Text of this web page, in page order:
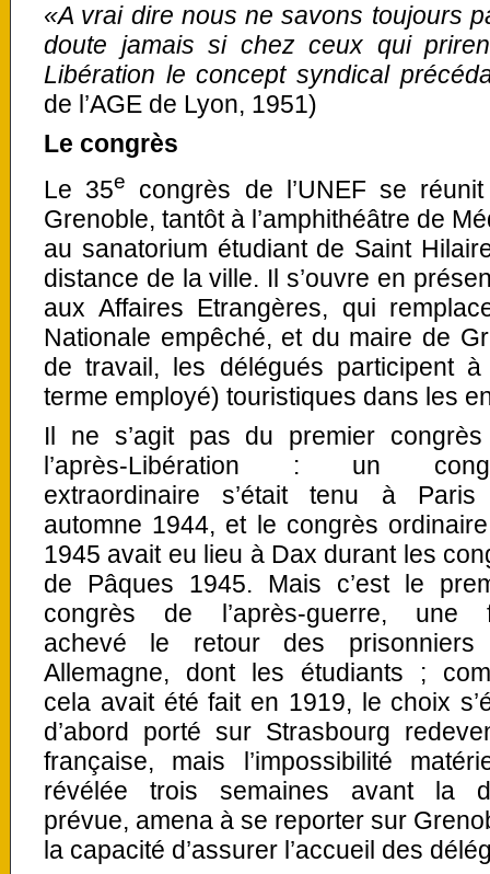
«A vrai dire nous ne savons toujours
doute jamais si chez ceux qui
Libération le concept syndical
de l’AGE de Lyon, 1951)
Le congrès
Le 35e
congrès de l’UNEF se
Grenoble, tantôt à l’amphithéâtre de
au sanatorium étudiant de Saint
distance de la ville. Il s’ouvre en
aux Affaires Etrangères, qui
Nationale empêché, et du maire de
de travail, les délégués participent
terme employé) touristiques dans les
Il ne s’agit pas du premier
l’après-Libération : un
extraordinaire s’était tenu à
automne 1944, et le congrès
1945 avait eu lieu à Dax durant les
de Pâques 1945. Mais c’est le
congrès de l’après-guerre, une
achevé le retour des prisonniers
Allemagne, dont les étudiants ;
cela avait été fait en 1919, le choix
d’abord porté sur Strasbourg
française, mais l’impossibilité
révélée trois semaines avant la
prévue, amena à se reporter sur
la capacité d’assurer l’accueil des